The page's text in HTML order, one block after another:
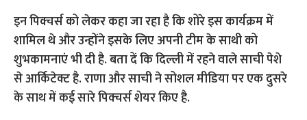
इन पिक्चर्स को लेकर कहा जा रहा है कि शोरे इस कार्यक्रम में
शामिल थे और उन्होंने इसके लिए अपनी टीम के साथी को
शुभकामनाएं भी दी है. बता दें कि दिल्ली में रहने वाले साची पेशे
से आर्किटेक्ट है. राणा और साची ने सोशल मीडिया पर एक दुसरे
के साथ में कई सारे पिक्चर्स शेयर किए है.